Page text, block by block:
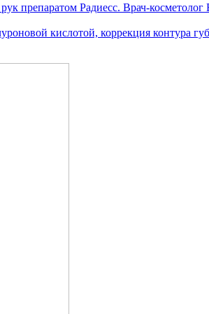
препаратом Радиесс. Врач-
кислотой, коррекция контура